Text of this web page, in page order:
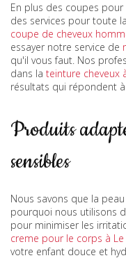
En plus des coupes
des services pour toute
coupe de cheveux
essayer notre service de
qu'il vous faut. Nos
dans la teinture cheveux
résultats qui répondent
Produits
sensibles
Nous savons que la
pourquoi nous utilisons
pour minimiser les
creme pour le corps à
votre enfant douce et